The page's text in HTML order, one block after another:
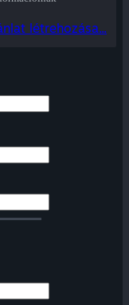
létrehozása...